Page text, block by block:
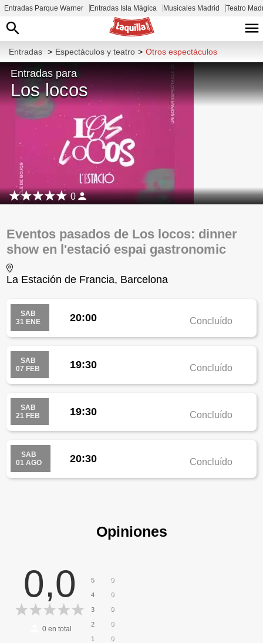
Entradas Parque Warner Entradas Isla Mágica Musicales Madrid Teatro
Entradas > Espectáculos y teatro > Otros espectáculos
Entradas para
Los locos
0
Eventos pasados de Los locos: dinner
show en l'estació espai gastronomic
La Estación de Francia, Barcelona
SAB
31 ENE
20:00 Concluído
SAB
07 FEB
19:30 Concluído
SAB
21 FEB
19:30 Concluído
SAB
01 AGO
20:30 Concluído
Opiniones
0,0
0en total
5 0
4 0
3 0
2 0
1 0